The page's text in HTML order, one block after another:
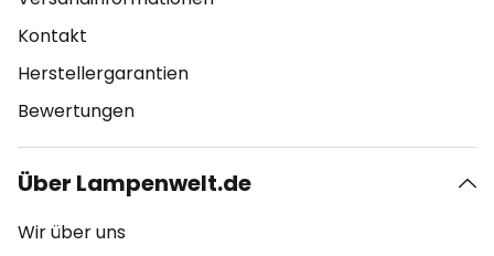
Kontakt
Herstellergarantien
Bewertungen
Über Lampenwelt.de
Wir über uns